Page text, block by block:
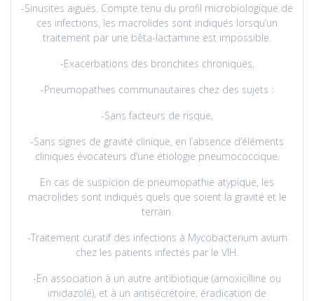
-Sinusites aiguës. Compte tenu du profil microbiologique de
ces infections, les macrolides sont indiqués lorsqu’un
traitement par une bêta-lactamine est impossible.
-Exacerbations des bronchites chroniques,
-Pneumopathies communautaires chez des sujets :
-Sans facteurs de risque,
-Sans signes de gravité clinique, en l’absence d’éléments
cliniques évocateurs d’une étiologie pneumococcique.
En cas de suspicion de pneumopathie atypique, les
macrolides sont indiqués quels que soient la gravité et le
terrain.
-Traitement curatif des infections à Mycobacterium avium
chez les patients infectés par le VIH.
-En association à un autre antibiotique (amoxicilline ou
imidazolé), et à un antisécrétoire, éradication de